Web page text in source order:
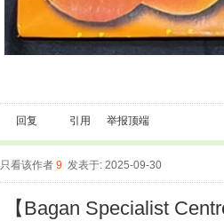
回复 引用 举报顶端
只看该作者 9 发表于: 2025-09-30
【Bagan Specialist